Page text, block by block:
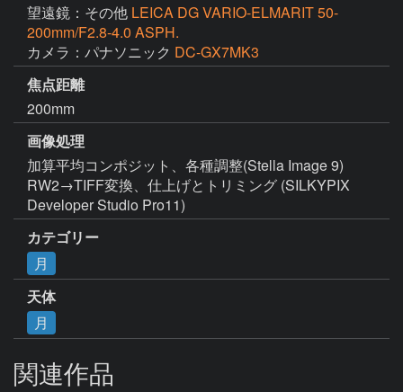
望遠鏡：その他 LEICA DG VARIO-ELMARIT 50-
200mm/F2.8-4.0 ASPH.
カメラ：パナソニック DC-GX7MK3
焦点距離
200mm
画像処理
加算平均コンポジット、各種調整(Stella Image 9)
RW2→TIFF変換、仕上げとトリミング (SILKYPIX
Developer Studio Pro11)
カテゴリー
月
天体
月
関連作品